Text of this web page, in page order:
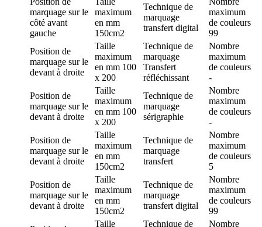
marquage sur le
côté avant
gauche
maximum
en mm
150cm2
Technique de
marquage
transfert digital
maximum
de couleurs
99
Position de
marquage sur le
devant à droite
Taille
maximum
en mm 100
x 200
Technique de
marquage
Transfert
réfléchissant
Nombre
maximum
de couleurs
-
Position de
marquage sur le
devant à droite
Taille
maximum
en mm 100
x 200
Technique de
marquage
sérigraphie
Nombre
maximum
de couleurs
-
Position de
marquage sur le
devant à droite
Taille
maximum
en mm
150cm2
Technique de
marquage
transfert
Nombre
maximum
de couleurs
5
Position de
marquage sur le
devant à droite
Taille
maximum
en mm
150cm2
Technique de
marquage
transfert digital
Nombre
maximum
de couleurs
99
Taille
Technique de
Nombre